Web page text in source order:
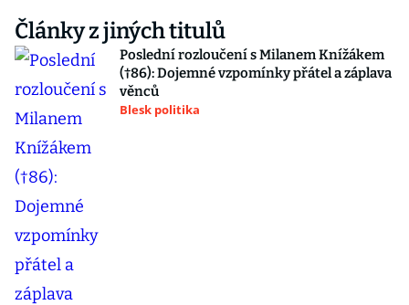
Články z jiných titulů
Poslední rozloučení s Milanem Knížákem
(†86): Dojemné vzpomínky přátel a záplava
věnců
Blesk politika